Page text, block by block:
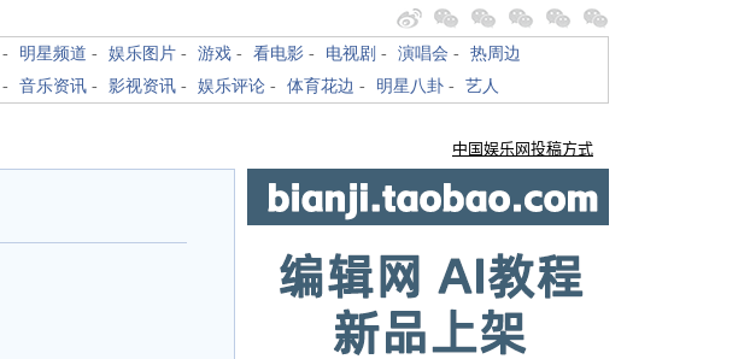
- 明星频道 - 娱乐图片 - 游戏 - 看电影 - 电视剧 - 演唱会 - 热周边
- 音乐资讯 - 影视资讯 - 娱乐评论 - 体育花边 - 明星八卦 - 艺人